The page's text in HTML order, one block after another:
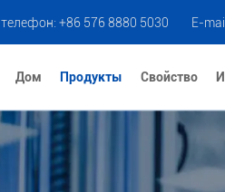
телефон: +86 576 8880 5030 E-
Дом Продукты Свойство